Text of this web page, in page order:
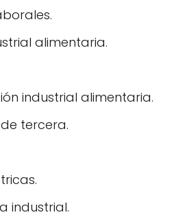
alimentaria.
industrial alimentaria.
tercera.
industrial.